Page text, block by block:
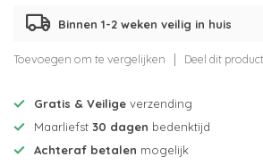
Binnen 1-2 weken veilig in huis
Toevoegen om te vergelijken Deel dit product
Gratis & Veilige verzending
Maarliefst 30 dagen bedenktijd
Achteraf betalen mogelijk